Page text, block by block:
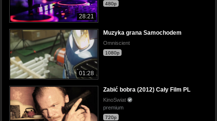
28:21
480p
01:28
Muzyka grana Samochodem
Omniscient
1080p
Zabić bobra (2012) Cały Film PL
KinoSwiat
premium
720p